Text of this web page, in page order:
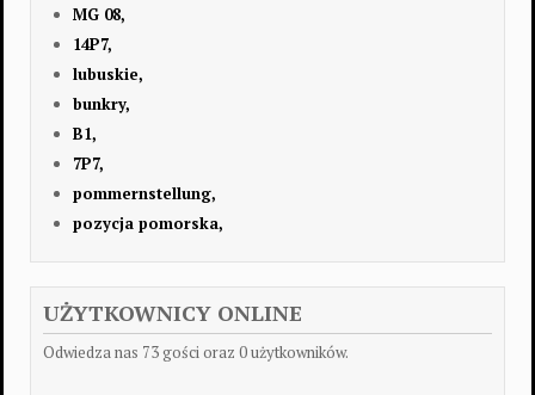
MG 08,
14P7,
lubuskie,
bunkry,
B1,
7P7,
pommernstellung,
pozycja pomorska,
UŻYTKOWNICY ONLINE
Odwiedza nas 73 gości oraz 0 użytkowników.